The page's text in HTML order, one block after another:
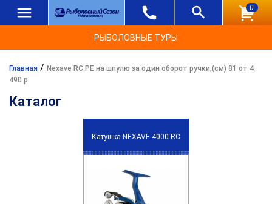
0
РЫБОЛОВНЫЕ ТУРЫ
Главная / Nexave RC PE на шпулю за один оборот ручки,(см) 81 от 4
490 р.
Каталог
Катушка NEXAVE 4000 RC